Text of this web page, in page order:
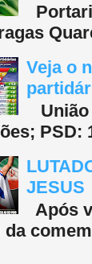
Veja o
União
PSD:
JESUS
Após
da